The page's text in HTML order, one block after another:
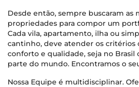
Desde então, sempre buscaram as
propriedades para compor um
Cada vila, apartamento, ilha ou
cantinho, deve atender os critérios
conforto e qualidade, seja no Brasil
parte do mundo. Encontramos o
Nossa Equipe é multidisciplinar.